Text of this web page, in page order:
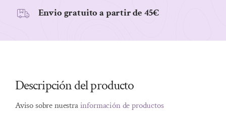
Envio gratuito a partir de 45€
Descripción del producto
Aviso sobre nuestrainformación de productos